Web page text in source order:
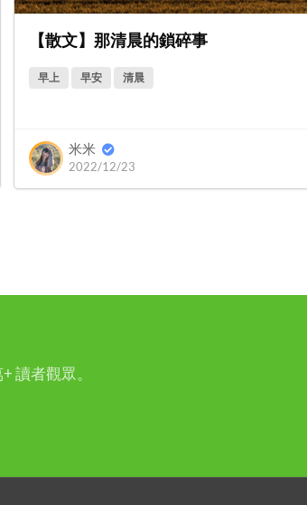
【散文】那清晨的鎖碎事
早上 早安 清晨
米米
2022/12/23
讀者觀眾。